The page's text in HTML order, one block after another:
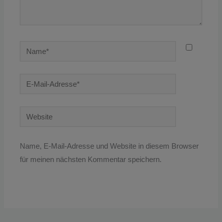
Name*
E-
Website
Name, E-Mail-Adresse und Website in diesem Browser
für meinen nächsten Kommentar speichern.